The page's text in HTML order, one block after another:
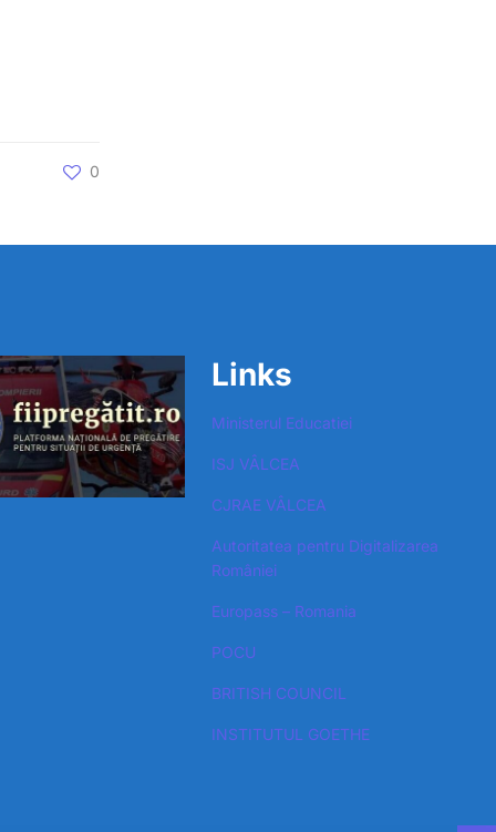
0
Links
Ministerul Educatiei
ISJ VÂLCEA
CJRAE VÂLCEA
Autoritatea pentru Digitalizarea
României​
Europass – Romania
POCU
BRITISH COUNCIL
INSTITUTUL GOETHE